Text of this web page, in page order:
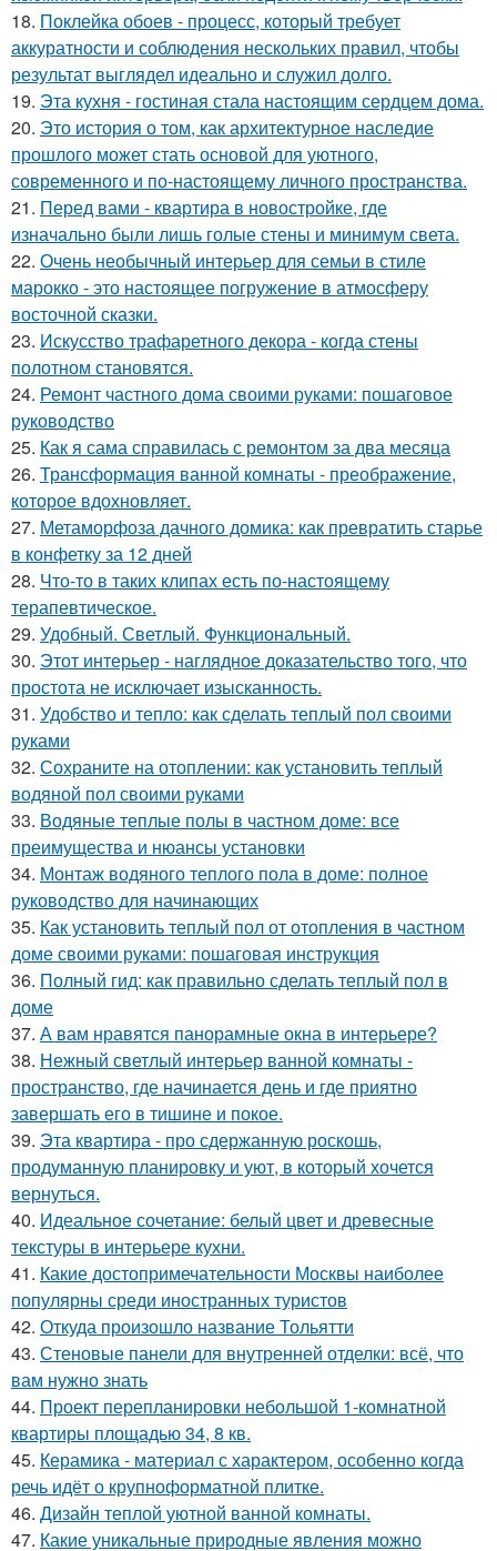
18. Поклейка обоев - процесс, который требует
аккуратности и соблюдения нескольких правил, чтобы
результат выглядел идеально и служил долго.
19. Эта кухня - гостиная стала настоящим сердцем дома.
20. Это история о том, как архитектурное наследие
прошлого может стать основой для уютного,
современного и по-настоящему личного пространства.
21. Перед вами - квартира в новостройке, где
изначально были лишь голые стены и минимум света.
22. Очень необычный интерьер для семьи в стиле
марокко - это настоящее погружение в атмосферу
восточной сказки.
23. Искусство трафаретного декора - когда стены
полотном становятся.
24. Ремонт частного дома своими руками: пошаговое
руководство
25. Как я сама справилась с ремонтом за два месяца
26. Трансформация ванной комнаты - преображение,
которое вдохновляет.
27. Метаморфоза дачного домика: как превратить старье
в конфетку за 12 дней
28. Что-то в таких клипах есть по-настоящему
терапевтическое.
29. Удобный. Светлый. Функциональный.
30. Этот интерьер - наглядное доказательство того, что
простота не исключает изысканность.
31. Удобство и тепло: как сделать теплый пол своими
руками
32. Сохраните на отоплении: как установить теплый
водяной пол своими руками
33. Водяные теплые полы в частном доме: все
преимущества и нюансы установки
34. Монтаж водяного теплого пола в доме: полное
руководство для начинающих
35. Как установить теплый пол от отопления в частном
доме своими руками: пошаговая инструкция
36. Полный гид: как правильно сделать теплый пол в
доме
37. А вам нравятся панорамные окна в интерьере?
38. Нежный светлый интерьер ванной комнаты -
пространство, где начинается день и где приятно
завершать его в тишине и покое.
39. Эта квартира - про сдержанную роскошь,
продуманную планировку и уют, в который хочется
вернуться.
40. Идеальное сочетание: белый цвет и древесные
текстуры в интерьере кухни.
41. Какие достопримечательности Москвы наиболее
популярны среди иностранных туристов
42. Откуда произошло название Тольятти
43. Стеновые панели для внутренней отделки: всё, что
вам нужно знать
44. Проект перепланировки небольшой 1-комнатной
квартиры площадью 34, 8 кв.
45. Керамика - материал с характером, особенно когда
речь идёт о крупноформатной плитке.
46. Дизайн теплой уютной ванной комнаты.
47. Какие уникальные природные явления можно